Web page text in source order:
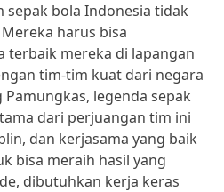
sepak bola Indonesia tidak
harus bisa
mereka di lapangan
tim-tim kuat dari negara
legenda sepak
dari perjuangan tim ini
dan kerjasama yang baik
bisa meraih hasil yang
dibutuhkan kerja keras